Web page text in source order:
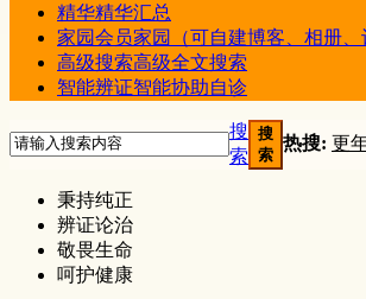
精华精华汇总
家园会员家园（可自建博客、相册
高级搜索高级全文搜索
智能辨证智能协助自诊
搜
索
搜
索
热搜: 更
秉持纯正
辨证论治
敬畏生命
呵护健康